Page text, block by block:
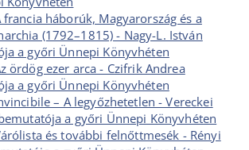
háborúk, Magyarország és a
(1792–1815) - Nagy-L. István
a győri Ünnepi Könyvhéten
ördög ezer arca - Czifrik Andrea
a győri Ünnepi Könyvhéten
– A legyőzhetetlen - Vereckei
a győri Ünnepi Könyvhéten
és további felnőttmesék - Rényi